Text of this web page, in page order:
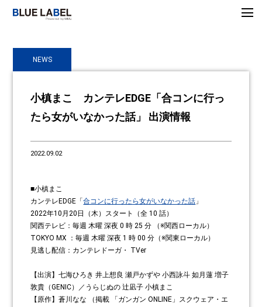
小槙まこ カンテレEDGE「合コンに行っ
たら女がいなかった話」 出演情報
2022.09.02
■小槙まこ
カンテレEDGE「合コンに行ったら女がいなかった話 」
2022年10月20日（木）スタート（全 10 話）
関西テレビ：毎週 木曜 深夜 0 時 25 分 （※関西ローカル）
TOKYO MX ：毎週 木曜 深夜 1 時 00 分（※関東ローカル）
見逃し配信：カンテレドーガ・ TVer
【出演】七海ひろき 井上想良 瀬戸かずや 小西詠斗 如月蓮 増子
敦貴（GENIC）／うらじぬの 辻凪子 小槙まこ
【原作】蒼川なな （掲載 「ガンガン ONLINE」スクウェア・エ
NEWS